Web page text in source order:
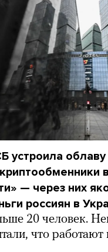
устроила облаву
— через них
россиян в
20 человек.
что